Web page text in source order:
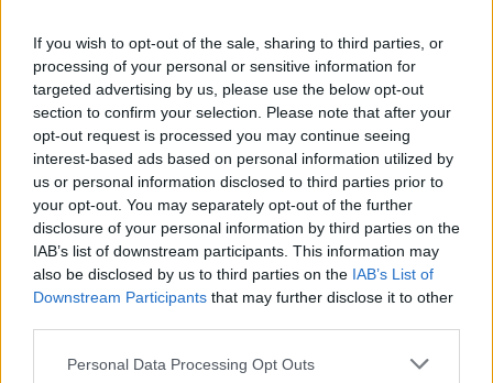
If you wish to opt-out of the sale, sharing to third parties, or
processing of your personal or sensitive information for
targeted advertising by us, please use the below opt-out
section to confirm your selection. Please note that after your
opt-out request is processed you may continue seeing
interest-based ads based on personal information utilized by
us or personal information disclosed to third parties prior to
your opt-out. You may separately opt-out of the further
disclosure of your personal information by third parties on the
IAB’s list of downstream participants. This information may
also be disclosed by us to third parties on the IAB’s List of
Downstream Participants that may further disclose it to other
Please note that this website/app uses one or more Google
Personal Data Processing Opt Outs
Ο… πρόστυχος χιονάνθρωπος της Ματθίλδης Μαγγίρα
Δείτε τις φωτογραφίες που ανέβασε στο Instagram
της
26.01.2022, 13:43 14